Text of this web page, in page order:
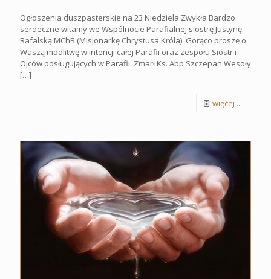
Ogłoszenia duszpasterskie na 23 Niedziela Zwykła Bardzo
serdeczne witamy we Wspólnocie Parafialnej siostrę Justynę
Rafalską MChR (Misjonarkę Chrystusa Króla). Gorąco proszę o
Waszą modlitwę w intencji całej Parafii oraz zespołu Sióstr i
Ojców posługujących w Parafii. Zmarł Ks. Abp Szczepan Wesoły
[…]
więcej ...